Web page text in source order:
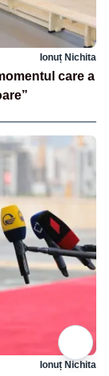
Ionuț Nichita
care a
Ionuț Nichita